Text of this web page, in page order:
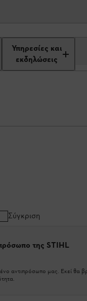
Υπηρεσίες και
εκδηλώσεις
Σύγκριση
της STIHL
αντιπρόσωπο μας. Εκεί θα